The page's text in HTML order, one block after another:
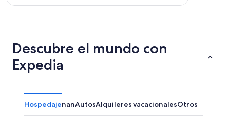
Descubre el mundo con
Expedia
HospedajenanAutosAlquileres vacacionalesOtros